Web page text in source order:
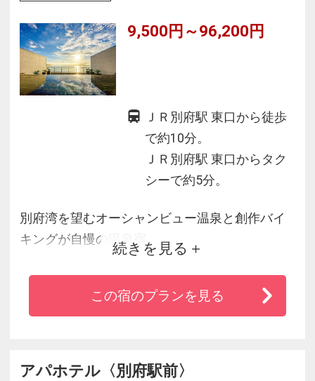
9,500円～96,200円
ＪＲ別府駅 東口から徒歩
で約10分。
ＪＲ別府駅 東口からタク
シーで約5分。
別府湾を望むオーシャンビュー温泉と創作バイ
キングが自慢の温泉宿
さわやかな海を眺める露天風呂で別府温泉を堪
能
地獄めぐりや絶景、テーマパークなど観光スポ
続きを見る
この宿のプランを見る
アパホテル〈別府駅前〉